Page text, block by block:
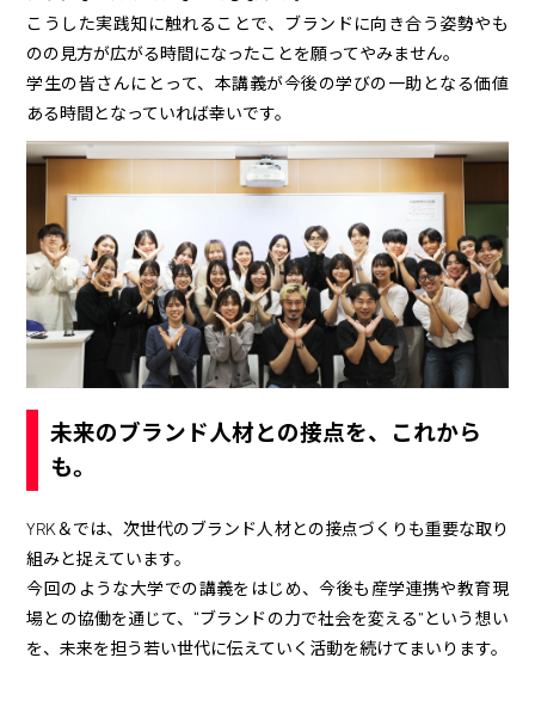
こうした実践知に触れることで、ブランドに向き合う姿勢やも
のの見方が広がる時間になったことを願ってやみません。
学生の皆さんにとって、本講義が今後の学びの一助となる価値
ある時間となっていれば幸いです。
未来のブランド人材との接点を、これから
も。
YRK＆では、次世代のブランド人材との接点づくりも重要な取り
組みと捉えています。
今回のような大学での講義をはじめ、今後も産学連携や教育現
場との協働を通じて、“ブランドの力で社会を変える”という想い
を、未来を担う若い世代に伝えていく活動を続けてまいります。